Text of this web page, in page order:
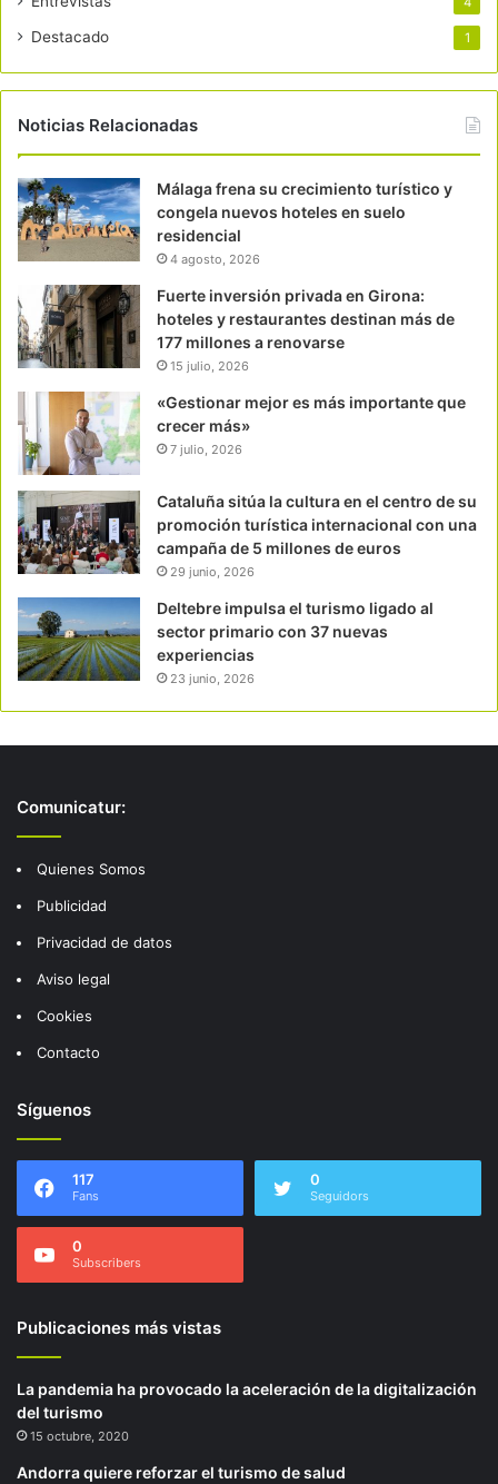
Destacado 1
Noticias Relacionadas
Málaga frena su crecimiento turístico y
congela nuevos hoteles en suelo
residencial
4 agosto, 2026
Fuerte inversión privada en Girona:
hoteles y restaurantes destinan más de
177 millones a renovarse
15 julio, 2026
«Gestionar mejor es más importante que
crecer más»
7 julio, 2026
Cataluña sitúa la cultura en el centro de su
promoción turística internacional con una
campaña de 5 millones de euros
29 junio, 2026
Deltebre impulsa el turismo ligado al
sector primario con 37 nuevas
experiencias
23 junio, 2026
Comunicatur:
Quienes Somos
Publicidad
Privacidad de datos
Aviso legal
Cookies
Contacto
Síguenos
117
Fans
0
Seguidors
0
Subscribers
Publicaciones más vistas
La pandemia ha provocado la aceleración de la digitalización
del turismo
15 octubre, 2020
Andorra quiere reforzar el turismo de salud